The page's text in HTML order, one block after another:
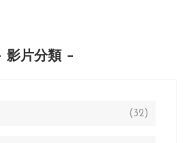
影片分類
(32)